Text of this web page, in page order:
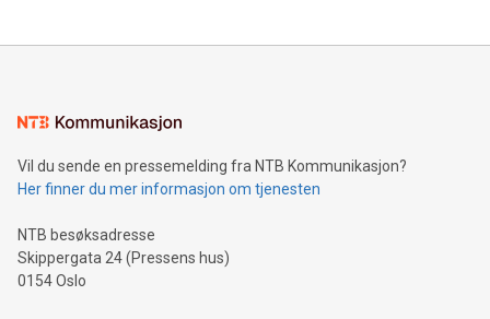
Vil du sende en pressemelding fra NTB Kommunikasjon?
Her finner du mer informasjon om tjenesten
NTB besøksadresse
Skippergata 24 (Pressens hus)
0154 Oslo